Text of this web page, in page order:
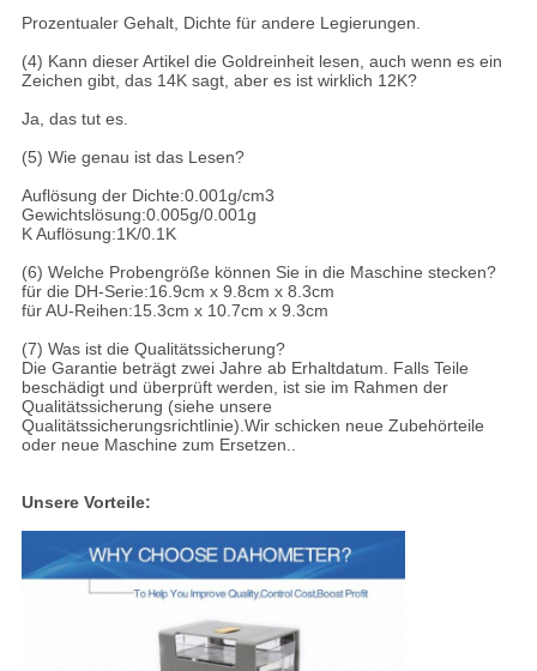
Prozentualer Gehalt, Dichte für andere Legierungen.
(4) Kann dieser Artikel die Goldreinheit lesen, auch wenn es ein
Zeichen gibt, das 14K sagt, aber es ist wirklich 12K?
Ja, das tut es.
(5) Wie genau ist das Lesen?
Auflösung der Dichte:0.001g/cm3
Gewichtslösung:0.005g/0.001g
K Auflösung:1K/0.1K
(6) Welche Probengröße können Sie in die Maschine stecken?
für die DH-Serie:16.9cm x 9.8cm x 8.3cm
für AU-Reihen:15.3cm x 10.7cm x 9.3cm
(7) Was ist die Qualitätssicherung?
Die Garantie beträgt zwei Jahre ab Erhaltdatum. Falls Teile
beschädigt und überprüft werden, ist sie im Rahmen der
Qualitätssicherung (siehe unsere
Qualitätssicherungsrichtlinie).Wir schicken neue Zubehörteile
oder neue Maschine zum Ersetzen..
Unsere Vorteile: